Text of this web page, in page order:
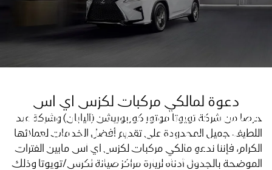
الصيانة الخاصة لمركبات لكزس اي اس
لتغيير نافخ الوسائد الهوائية الامامية
الخاصة لمقعد الراكب
دعوة لمالكي مركبات لكزس اي اس
حرصا من شركة تويوتا موتور كوربوريشن (اليابان) وشركة عبد
اللطيف جميل المحدودة على تقديم أفضل الخدمات لعملائها
الكرام، فإننا ندعو مالكي مركبات لكزس اي اس مابين الفترات
الموضحة بالجدول أدناه لزيارة مراكز صيانة لكزس/تويوتا وذلك